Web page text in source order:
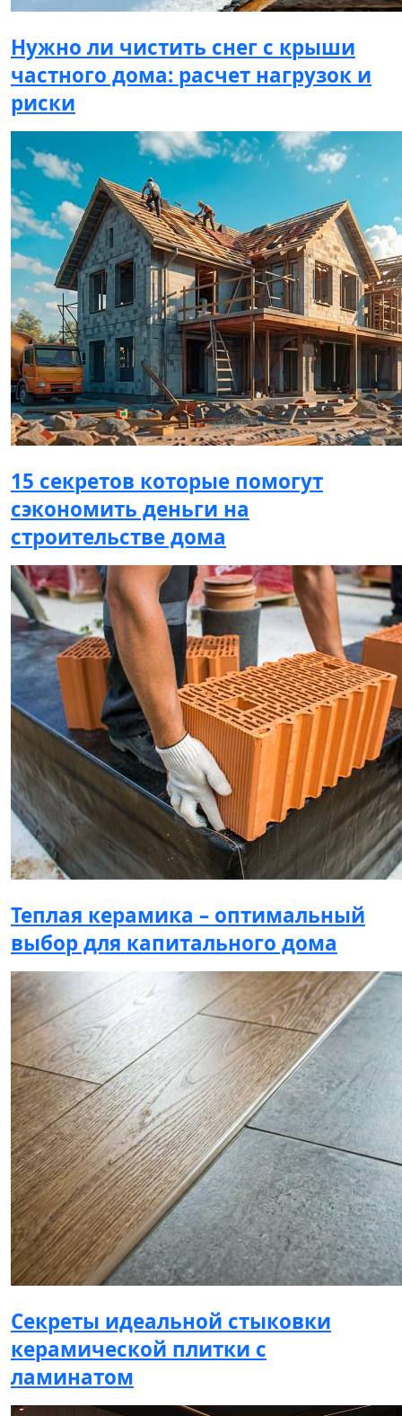
Нужно ли чистить снег с крыши
частного дома: расчет нагрузок и
риски
15 секретов которые помогут
сэкономить деньги на
строительстве дома
Теплая керамика – оптимальный
выбор для капитального дома
Секреты идеальной стыковки
керамической плитки с
ламинатом